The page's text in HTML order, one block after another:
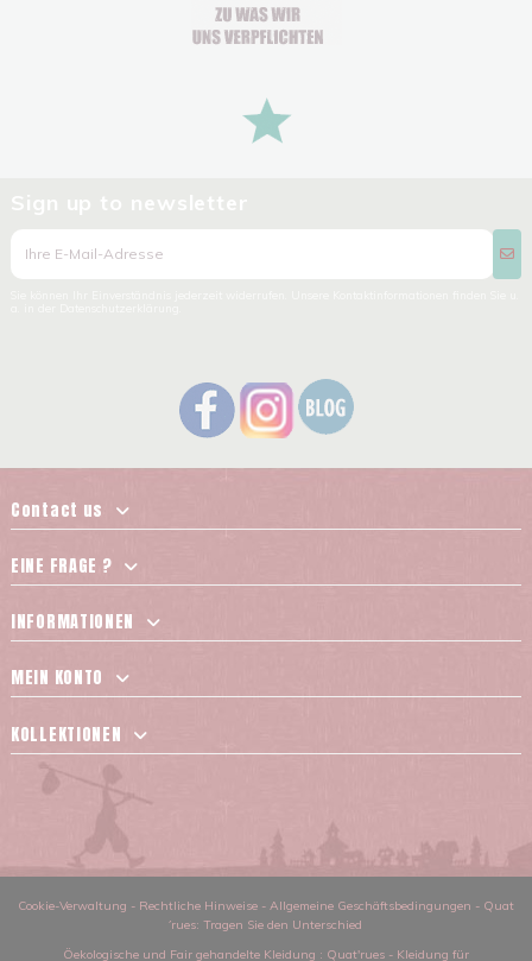
Contact us
EINE FRAGE ?
INFORMATIONEN
MEIN KONTO
KOLLEKTIONEN
Cookie-Verwaltung - Rechtliche Hinweise - Allgemeine Geschäftsbedingungen - Quat
´rues: Tragen Sie den Unterschied
Öekologische und Fair gehandelte Kleidung : Quat'rues - Kleidung für